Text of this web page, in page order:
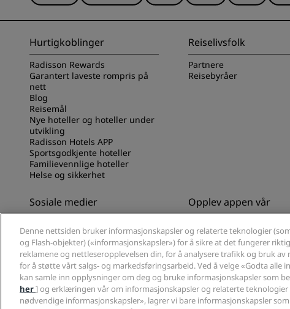
Hurtigkoblinger
Radisson Rewards
Garantert laveste rompris på
nett
Blog
Reisemål
Nye hoteller og hoteller under
utvikling
Radisson Hotels APP
Sportsgodkjente hoteller
Familievennlige hoteller
Helse og sikkerhet
Reiselivsfolk
Partnere
Reisebyråer
Sosiale medier Opplev appen vår
© 2026 Radisson Hotel Group.Med enerett. RHG Radisson Hotel Group,
Denne nettsiden bruker informasjonskapsler og relaterte teknologier
og Flash-objekter) («informasjonskapsler») for å sikre at det fungerer
reklamene og nettleseropplevelsen din, for å analysere trafikk og bruk
for å støtte vårt salgs- og markedsføringsarbeid. Ved å velge «Godta alle
kan samle inn opplysninger om deg og bruke informasjonskapsler som
her] og erklæringen vår om informasjonskapsler og relaterte teknologier
nødvendige informasjonskapsler», lagrer vi bare informasjonskapsler